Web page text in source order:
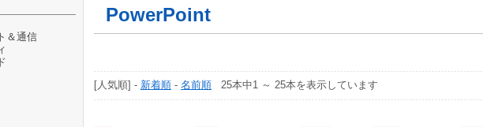
＆通信
PowerPoint
[人気順] - 新着順 - 名前順 25本中1 ～ 25本を表示しています